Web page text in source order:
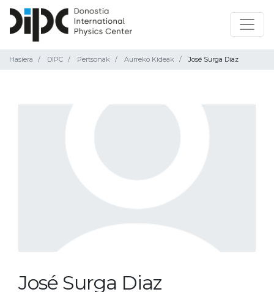
Hasiera DIPC Pertsonak Aurreko Kideak José Surga Diaz
José Surga Diaz